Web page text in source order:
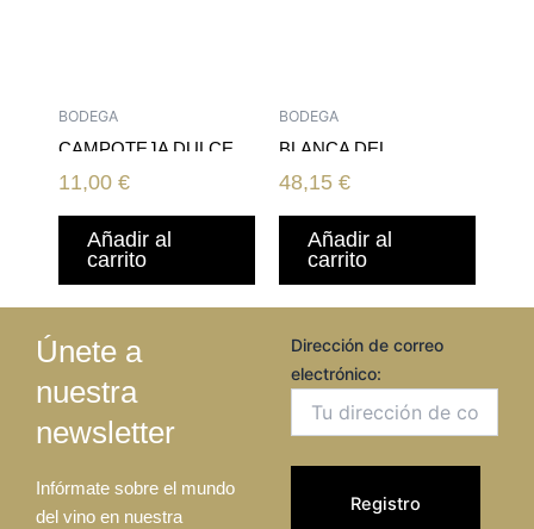
BODEGA
CAMPOTEJA DULCE
11,00€
Añadir al
carrito
BODEGA
BLANCA DEL
CASTILLO DE
48,15 €
Añadir al
carrito
Únete a
nuestra
newsletter
Infórmate sobre el mundo
del vino en nuestra
Dirección de correo
electrónico: